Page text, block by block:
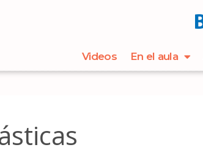
Videos En el aula